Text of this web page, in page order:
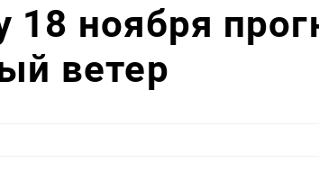
ноября
ветер